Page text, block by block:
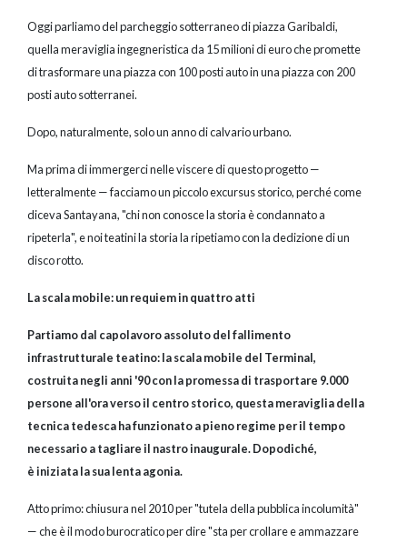
Oggi parliamo del parcheggio sotterraneo di piazza Garibaldi,
quella meraviglia ingegneristica da 15 milioni di euro che promette
di trasformare una piazza con 100 posti auto in una piazza con 200
posti auto sotterranei.
Dopo, naturalmente, solo un anno di calvario urbano.
Ma prima di immergerci nelle viscere di questo progetto —
letteralmente — facciamo un piccolo excursus storico, perché come
diceva Santayana, "chi non conosce la storia è condannato a
ripeterla", e noi teatini la storia la ripetiamo con la dedizione di un
disco rotto.
La scala mobile: un requiem in quattro atti
Partiamo dal capolavoro assoluto del fallimento
infrastrutturale teatino: la scala mobile del Terminal,
costruita negli anni '90 con la promessa di trasportare 9.000
persone all'ora verso il centro storico, questa meraviglia della
tecnica tedesca ha funzionato a pieno regime per il tempo
necessario a tagliare il nastro inaugurale. Dopodiché,
è iniziata la sua lenta agonia.
Atto primo: chiusura nel 2010 per "tutela della pubblica incolumità"
— che è il modo burocratico per dire "sta per crollare e ammazzare